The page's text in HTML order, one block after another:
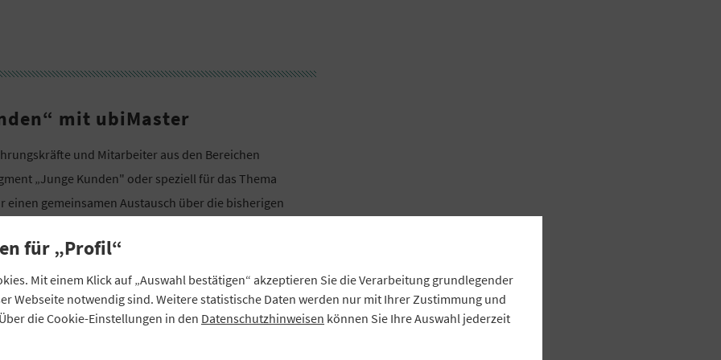
mit ubiMaster
und Mitarbeiter aus den Bereichen
„Junge Kunden" oder speziell für das Thema
gemeinsamen Austausch über die bisherigen
Practice. Die Veranstaltung findet hybrid statt, das
über Teams. Anmeldung über das
für „Profil“
Mit einem Klick auf „Auswahl bestätigen“ akzeptieren Sie die Verarbeitung grundlegender
Webseite notwendig sind. Weitere statistische Daten werden nur mit Ihrer Zustimmung und
die Cookie-Einstellungen in den Datenschutzhinweisen können Sie Ihre Auswahl jederzeit